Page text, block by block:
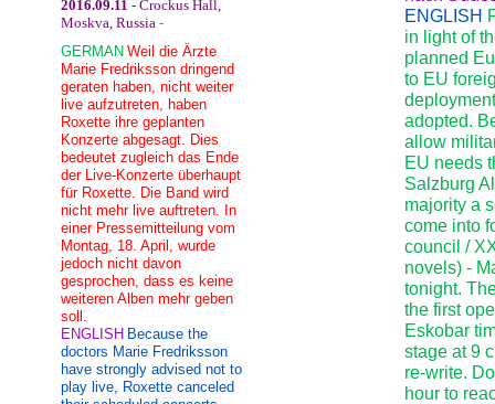
ENGLISH
in light of
planned
to EU
adopted.
allow
EU needs
Salzburg
majority a
come into
council /
novels) -
tonight.
the first
Eskobar
stage at 9
re-write.
hour to
2016.09.11 - Crockus Hall,
Moskva, Russia -
GERMAN Weil die Ärzte
Marie Fredriksson dringend
geraten haben, nicht weiter
live aufzutreten, haben
Roxette ihre geplanten
Konzerte abgesagt. Dies
bedeutet zugleich das Ende
der Live-Konzerte überhaupt
für Roxette. Die Band wird
nicht mehr live auftreten. In
einer Pressemitteilung vom
Montag, 18. April, wurde
jedoch nicht davon
gesprochen, dass es keine
weiteren Alben mehr geben
soll.
ENGLISH Because the
doctors Marie Fredriksson
have strongly advised not to
play live, Roxette canceled